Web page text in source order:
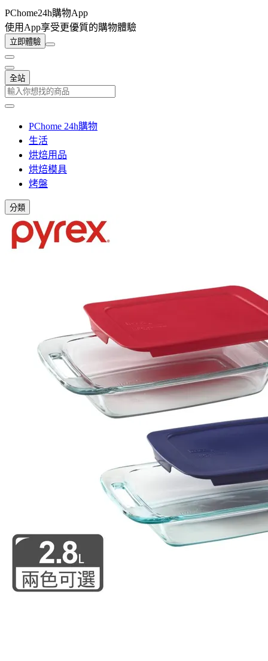
PChome24h購物App
使用App享受更優質的購物體驗
立即體驗
全站
PChome 24h購物
生活
烘焙用品
烘焙模具
烤盤
分類